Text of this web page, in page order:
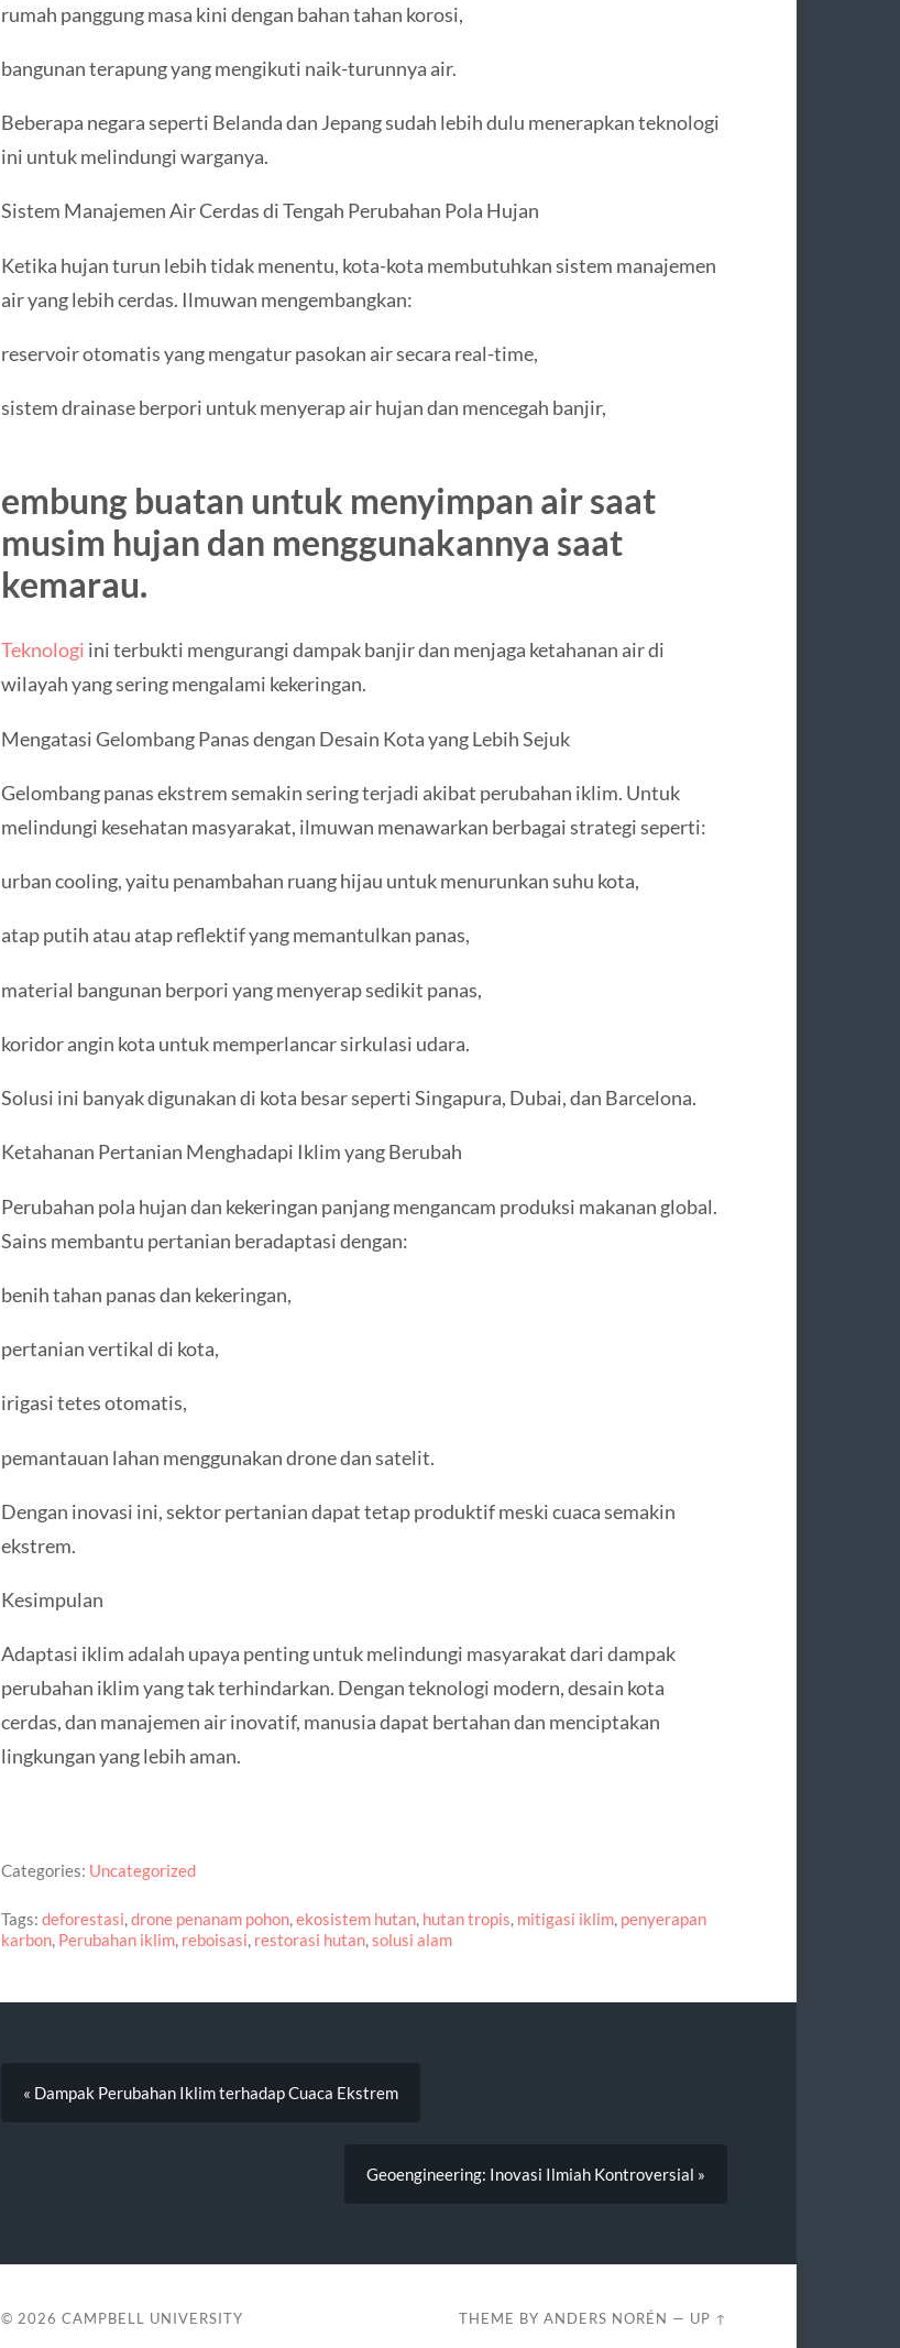
rumah panggung masa kini dengan bahan tahan korosi,
bangunan terapung yang mengikuti naik-turunnya air.
Beberapa negara seperti Belanda dan Jepang sudah lebih dulu menerapkan teknologi
ini untuk melindungi warganya.
Sistem Manajemen Air Cerdas di Tengah Perubahan Pola Hujan
Ketika hujan turun lebih tidak menentu, kota-kota membutuhkan sistem manajemen
air yang lebih cerdas. Ilmuwan mengembangkan:
reservoir otomatis yang mengatur pasokan air secara real-time,
sistem drainase berpori untuk menyerap air hujan dan mencegah banjir,
embung buatan untuk menyimpan air saat
musim hujan dan menggunakannya saat
kemarau.
Teknologi ini terbukti mengurangi dampak banjir dan menjaga ketahanan air di
wilayah yang sering mengalami kekeringan.
Mengatasi Gelombang Panas dengan Desain Kota yang Lebih Sejuk
Gelombang panas ekstrem semakin sering terjadi akibat perubahan iklim. Untuk
melindungi kesehatan masyarakat, ilmuwan menawarkan berbagai strategi seperti:
urban cooling, yaitu penambahan ruang hijau untuk menurunkan suhu kota,
atap putih atau atap reflektif yang memantulkan panas,
material bangunan berpori yang menyerap sedikit panas,
koridor angin kota untuk memperlancar sirkulasi udara.
Solusi ini banyak digunakan di kota besar seperti Singapura, Dubai, dan Barcelona.
Ketahanan Pertanian Menghadapi Iklim yang Berubah
Perubahan pola hujan dan kekeringan panjang mengancam produksi makanan global.
Sains membantu pertanian beradaptasi dengan:
benih tahan panas dan kekeringan,
pertanian vertikal di kota,
irigasi tetes otomatis,
pemantauan lahan menggunakan drone dan satelit.
Dengan inovasi ini, sektor pertanian dapat tetap produktif meski cuaca semakin
ekstrem.
Kesimpulan
Adaptasi iklim adalah upaya penting untuk melindungi masyarakat dari dampak
perubahan iklim yang tak terhindarkan. Dengan teknologi modern, desain kota
cerdas, dan manajemen air inovatif, manusia dapat bertahan dan menciptakan
lingkungan yang lebih aman.
Categories: Uncategorized
Tags: deforestasi,drone penanam pohon,ekosistem hutan, hutan tropis, mitigasi iklim, penyerapan
karbon, Perubahan iklim, reboisasi, restorasi hutan,solusi alam
« Dampak Perubahan Iklim terhadap Cuaca Ekstrem
Geoengineering: Inovasi Ilmiah Kontroversial »
© 2026 CAMPBELL UNIVERSITY THEME BYANDERS NORÉN — UP ↑